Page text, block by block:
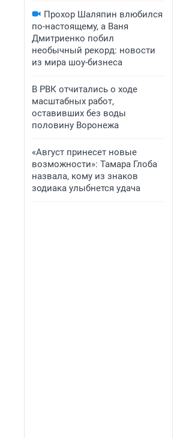
Прохор Шаляпин влюбился
по-настоящему, а Ваня
Дмитриенко побил
необычный рекорд: новости
из мира шоу-бизнеса
В РВК отчитались о ходе
масштабных работ,
оставивших без воды
половину Воронежа
«Август принесет новые
возможности»: Тамара Глоба
назвала, кому из знаков
зодиака улыбнется удача